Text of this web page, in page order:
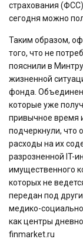
страхования
сегодня можно
Таким образом,
того, что не
пояснили в
жизненной
фонда.
которые уже
привычное время
подчеркнули, что
расходы на их
разрозненной IT-
имущественного
которых не
передан под
медико-
как центры
finmarket.ru